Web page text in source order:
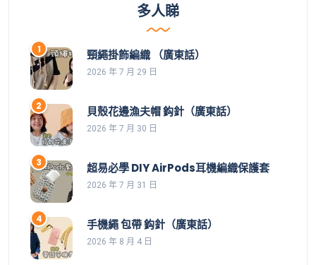
多人睇
頸繩掛飾編織 （廣東話）
2026 年 7 月 29 日
貝殼花邊漁夫帽 鈎針（廣東話）
2026 年 7 月 30 日
超易必學 DIY AirPods耳機編織保護套
2026 年 7 月 31 日
手機繩 包帶 鈎針（廣東話）
2026 年 8 月 4 日